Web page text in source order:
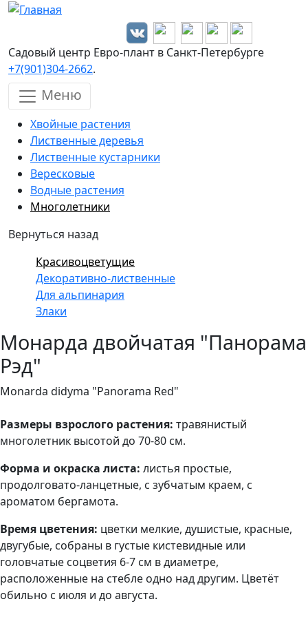
Перейти к основному содержанию
Садовый центр Евро-плант в Санкт-Петербурге
+7(901)304-2662.
Меню
Хвойные растения
Лиственные деревья
Лиственные кустарники
Вересковые
Водные растения
Многолетники
Вернуться назад
Красивоцветущие
Декоративно-лиственные
Для альпинария
Злаки
Монарда двойчатая "Панорама
Рэд"
Monarda didyma "Panorama Red"
Размеры взрослого растения: травянистый
многолетник высотой до 70-80 см.
Форма и окраска листа: листья простые,
продолговато-ланцетные, с зубчатым краем, с
ароматом бергамота.
Время цветения: цветки мелкие, душистые, красные,
двугубые, собраны в густые кистевидные или
головчатые соцветия 6-7 см в диаметре,
расположенные на стебле одно над другим. Цветёт
обильно с июля и до августа.